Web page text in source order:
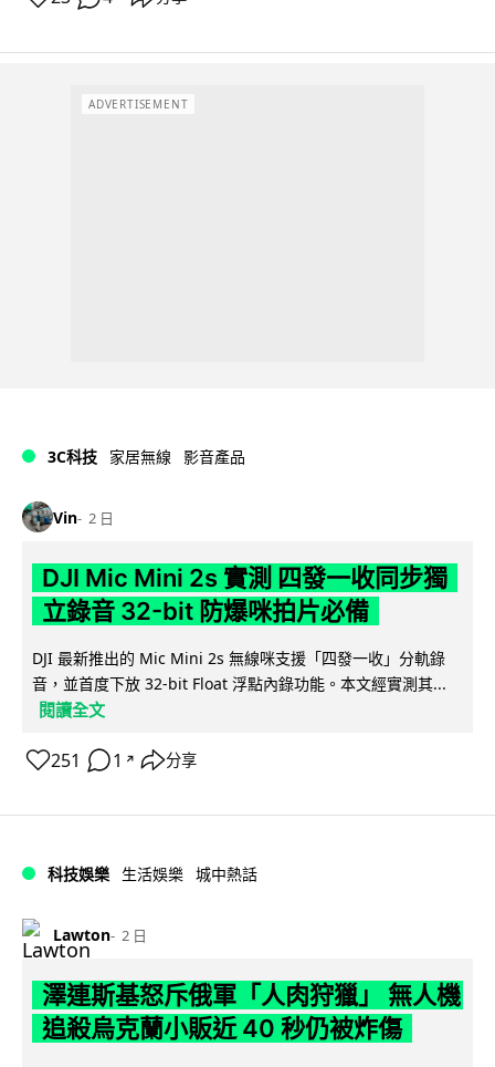
ADVERTISEMENT
3C科技 家居無線 影音產品
Vin 2 日
DJI Mic Mini 2s 實測 四發一收同步獨
立錄音 32-bit 防爆咪拍片必備
DJI 最新推出的 Mic Mini 2s 無線咪支援「四發一收」分軌錄
音，並首度下放 32-bit Float 浮點內錄功能。本文經實測其...
閱讀全文
251 1 ↗ 分享
科技娛樂 生活娛樂 城中熱話
Lawton 2 日
澤連斯基怒斥俄軍「人肉狩獵」 無人機
追殺烏克蘭小販近 40 秒仍被炸傷